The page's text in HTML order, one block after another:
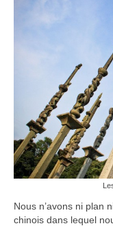
Nous n’avons ni plan
chinois dans lequel